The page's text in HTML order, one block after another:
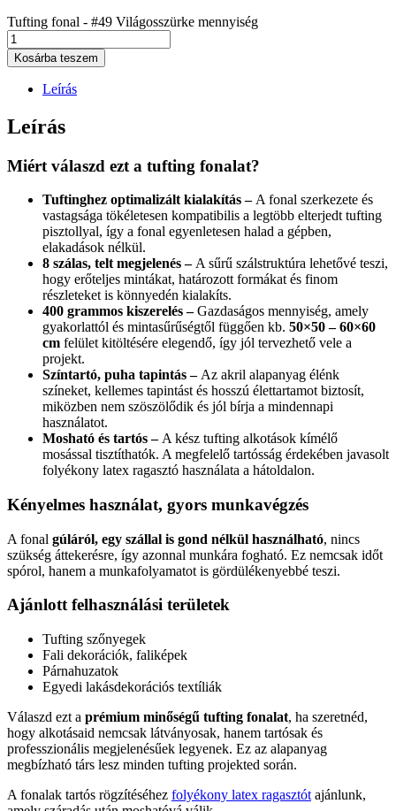
Tufting fonal - #49 Világosszürke mennyiség
Kosárba teszem
Leírás
Leírás
Miért válaszd ezt a tufting fonalat?
Tuftinghez optimalizált kialakítás – A fonal szerkezete és
vastagsága tökéletesen kompatibilis a legtöbb elterjedt tufting
pisztollyal, így a fonal egyenletesen halad a gépben,
elakadások nélkül.
8 szálas, telt megjelenés – A sűrű szálstruktúra lehetővé teszi,
hogy erőteljes mintákat, határozott formákat és finom
részleteket is könnyedén kialakíts.
400 grammos kiszerelés –Gazdaságos mennyiség, amely
gyakorlattól és mintasűrűségtől függően kb. 50×50 – 60×60
cm felület kitöltésére elegendő, így jól tervezhető vele a
projekt.
Színtartó, puha tapintás – Az akril alapanyag élénk
színeket, kellemes tapintást és hosszú élettartamot biztosít,
miközben nem szöszölődik és jól bírja a mindennapi
használatot.
Mosható és tartós – A kész tufting alkotások kímélő
mosással tisztíthatók. A megfelelő tartósság érdekében javasolt
folyékony latex ragasztó használata a hátoldalon.
Kényelmes használat, gyors munkavégzés
A fonal gúláról, egy szállal is gond nélkül használható, nincs
szükség áttekerésre, így azonnal munkára fogható. Ez nemcsak időt
spórol, hanem a munkafolyamatot is gördülékenyebbé teszi.
Ajánlott felhasználási területek
Tufting szőnyegek
Fali dekorációk, faliképek
Párnahuzatok
Egyedi lakásdekorációs textíliák
Válaszd ezt a prémium minőségű tufting fonalat, ha szeretnéd,
hogy alkotásaid nemcsak látványosak, hanem tartósak és
professzionális megjelenésűek legyenek. Ez az alapanyag
megbízható társ lesz minden tufting projekted során.
A fonalak tartós rögzítéséhez folyékony latex ragasztót ajánlunk,